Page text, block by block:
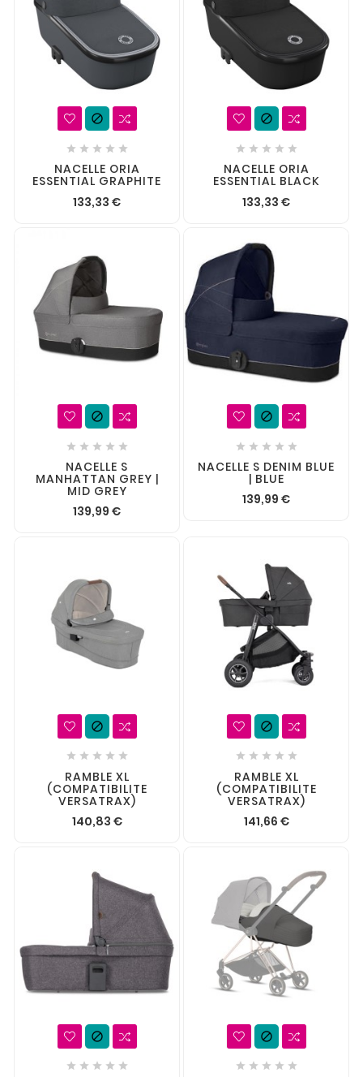

    
NACELLE ORIA
ESSENTIAL GRAPHITE
133,33 €

    
NACELLE ORIA
ESSENTIAL BLACK
133,33 €

    
NACELLE S
MANHATTAN GREY |
MID GREY
139,99 €

    
NACELLE S DENIM BLUE
| BLUE
139,99 €

    
RAMBLE XL
(COMPATIBILITE
VERSATRAX)
140,83 €

    
RAMBLE XL
(COMPATIBILITE
VERSATRAX)
141,66 €

    

    